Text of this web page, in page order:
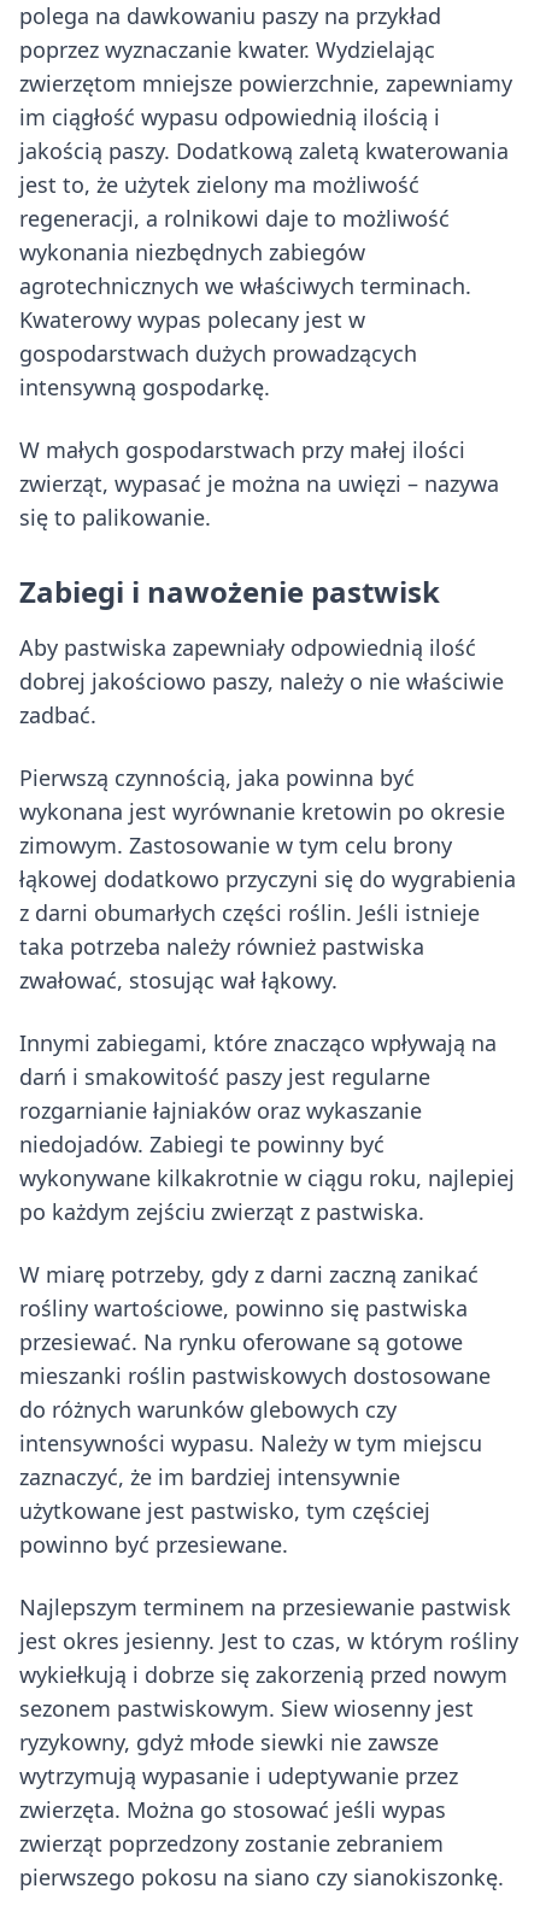
polega na dawkowaniu paszy na przykład
poprzez wyznaczanie kwater. Wydzielając
zwierzętom mniejsze powierzchnie, zapewniamy
im ciągłość wypasu odpowiednią ilością i
jakością paszy. Dodatkową zaletą kwaterowania
jest to, że użytek zielony ma możliwość
regeneracji, a rolnikowi daje to możliwość
wykonania niezbędnych zabiegów
agrotechnicznych we właściwych terminach.
Kwaterowy wypas polecany jest w
gospodarstwach dużych prowadzących
intensywną gospodarkę.
W małych gospodarstwach przy małej ilości
zwierząt, wypasać je można na uwięzi – nazywa
się to palikowanie.
Zabiegi i nawożenie pastwisk
Aby pastwiska zapewniały odpowiednią ilość
dobrej jakościowo paszy, należy o nie właściwie
zadbać.
Pierwszą czynnością, jaka powinna być
wykonana jest wyrównanie kretowin po okresie
zimowym. Zastosowanie w tym celu brony
łąkowej dodatkowo przyczyni się do wygrabienia
z darni obumarłych części roślin. Jeśli istnieje
taka potrzeba należy również pastwiska
zwałować, stosując wał łąkowy.
Innymi zabiegami, które znacząco wpływają na
darń i smakowitość paszy jest regularne
rozgarnianie łajniaków oraz wykaszanie
niedojadów. Zabiegi te powinny być
wykonywane kilkakrotnie w ciągu roku, najlepiej
po każdym zejściu zwierząt z pastwiska.
W miarę potrzeby, gdy z darni zaczną zanikać
rośliny wartościowe, powinno się pastwiska
przesiewać. Na rynku oferowane są gotowe
mieszanki roślin pastwiskowych dostosowane
do różnych warunków glebowych czy
intensywności wypasu. Należy w tym miejscu
zaznaczyć, że im bardziej intensywnie
użytkowane jest pastwisko, tym częściej
powinno być przesiewane.
Najlepszym terminem na przesiewanie pastwisk
jest okres jesienny. Jest to czas, w którym rośliny
wykiełkują i dobrze się zakorzenią przed nowym
sezonem pastwiskowym. Siew wiosenny jest
ryzykowny, gdyż młode siewki nie zawsze
wytrzymują wypasanie i udeptywanie przez
zwierzęta. Można go stosować jeśli wypas
zwierząt poprzedzony zostanie zebraniem
pierwszego pokosu na siano czy sianokiszonkę.